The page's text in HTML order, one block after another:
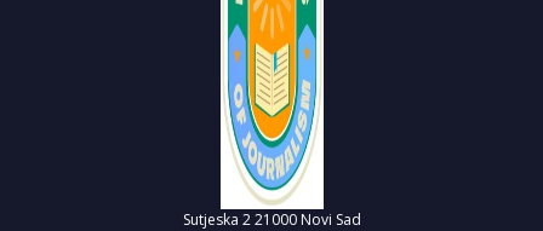
Sutjeska 2 21000 Novi Sad